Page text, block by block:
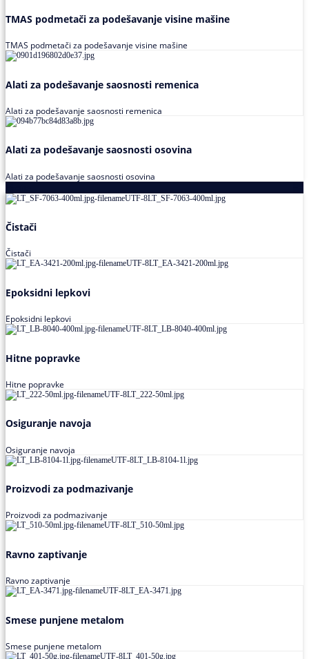
TMAS podmetači za podešavanje visine mašine
TMAS podmetači za podešavanje visine mašine
Alati za podešavanje saosnosti remenica
Alati za podešavanje saosnosti remenica
Alati za podešavanje saosnosti osovina
Alati za podešavanje saosnosti osovina
Čistači
Čistači
Epoksidni lepkovi
Epoksidni lepkovi
Hitne popravke
Hitne popravke
Osiguranje navoja
Osiguranje navoja
Proizvodi za podmazivanje
Proizvodi za podmazivanje
Ravno zaptivanje
Ravno zaptivanje
Smese punjene metalom
Smese punjene metalom